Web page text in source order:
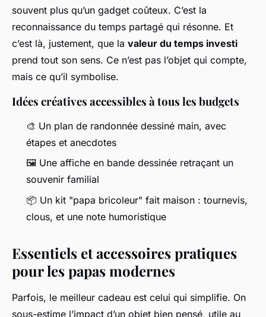
souvent plus qu’un gadget coûteux. C’est la
reconnaissance du temps partagé qui résonne. Et
c’est là, justement, que la valeur du temps investi
prend tout son sens. Ce n’est pas l’objet qui compte,
mais ce qu’il symbolise.
Idées créatives accessibles à tous les budgets
🎨 Un plan de randonnée dessiné main, avec
étapes et anecdotes
🖼 Une affiche en bande dessinée retraçant un
souvenir familial
📦 Un kit "papa bricoleur" fait maison : tournevis,
clous, et une note humoristique
Essentiels et accessoires pratiques
pour les papas modernes
Parfois, le meilleur cadeau est celui qui simplifie. On
sous-estime l’impact d’un objet bien pensé, utile au